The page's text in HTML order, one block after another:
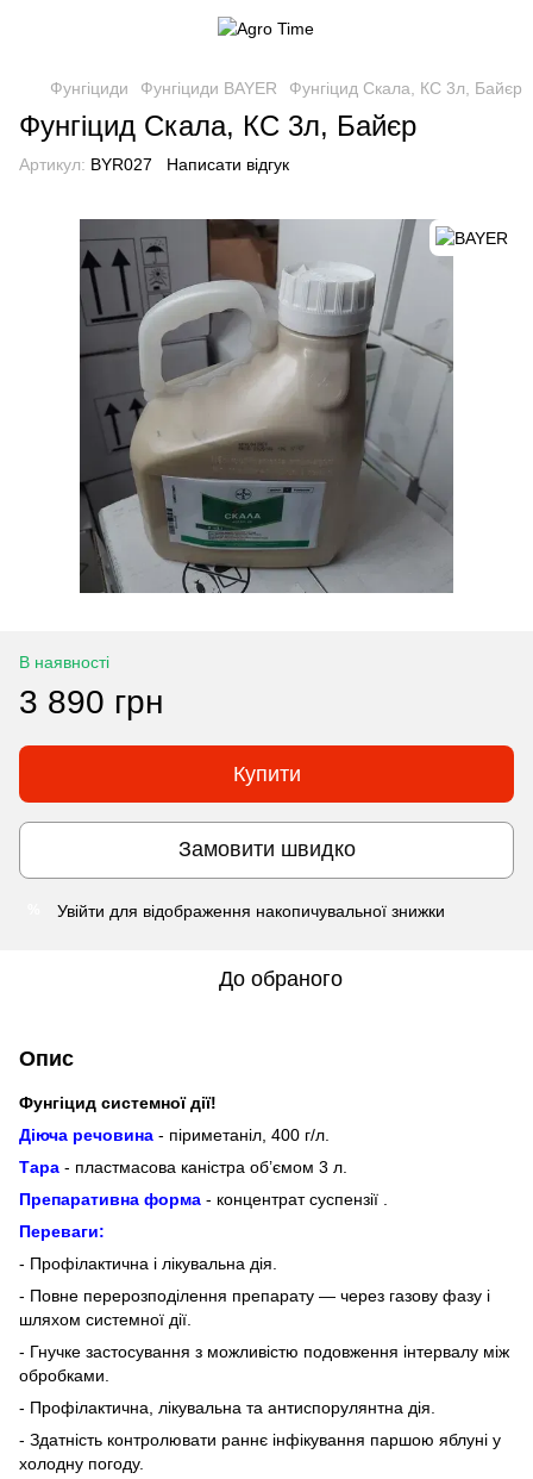
Фунгіциди Фунгіциди BAYER Фунгіцид Скала, КС 3л, Байєр
Фунгіцид Скала, КС 3л, Байєр
Артикул: BYR027 Написати відгук
В наявності
3 890 грн
Купити
Замовити швидко
Увійти для відображення накопичувальної знижки
До обраного
Опис
Фунгіцид системної дії!
Діюча речовина - піриметаніл, 400 г/л.
Тара - пластмасова каністра об’ємом 3 л.
Препаративна форма - концентрат суспензії .
Переваги:
- Профілактична і лікувальна дія.
- Повне перерозподілення препарату — через газову фазу і
шляхом системної дії.
- Гнучке застосування з можливістю подовження інтервалу між
обробками.
- Профілактична, лікувальна та антиспорулянтна дія.
- Здатність контролювати раннє інфікування паршою яблуні у
холодну погоду.